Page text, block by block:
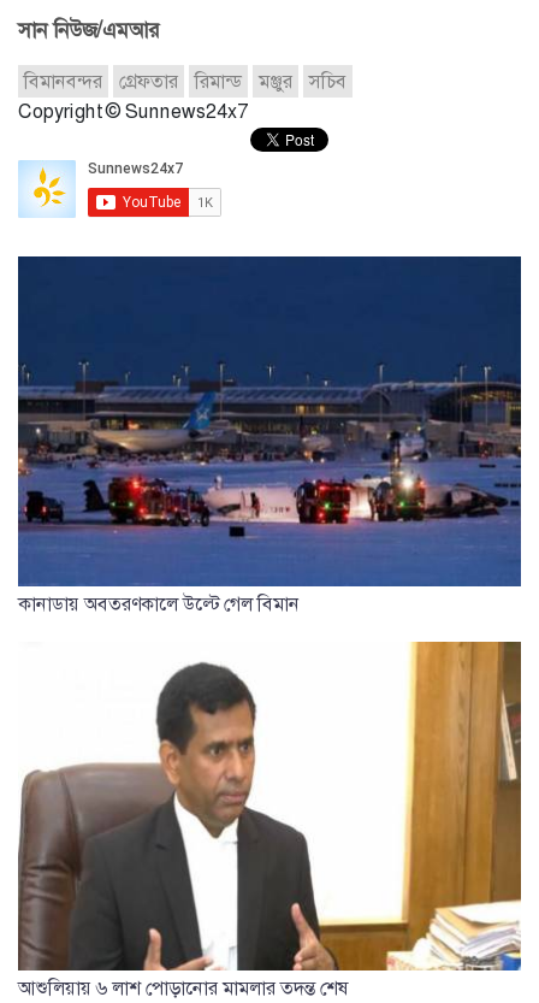
সান নিউজ/এমআর
বিমানবন্দর গ্রেফতার রিমান্ড মঞ্জুর
সচিব
Copyright © Sunnews24x7
কানাডায় অবতরণকালে উল্টে গেল বিমান
আশুলিয়ায় ৬ লাশ পোড়ানোর মামলার তদন্ত শেষ